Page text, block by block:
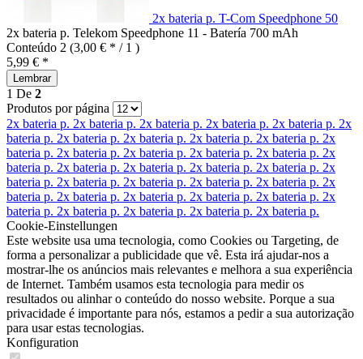
2x bateria p. T-Com Speedphone 50
2x bateria p. Telekom Speedphone 11 - Batería 700 mAh
Conteúdo 2 (3,00 € * / 1 )
5,99 € *
Lembrar
1 De 2
Produtos por página
2x bateria p. 2x bateria p. 2x bateria p. 2x bateria p. 2x bateria p. 2x
bateria p. 2x bateria p. 2x bateria p. 2x bateria p. 2x bateria p. 2x
bateria p. 2x bateria p. 2x bateria p. 2x bateria p. 2x bateria p. 2x
bateria p. 2x bateria p. 2x bateria p. 2x bateria p. 2x bateria p. 2x
bateria p. 2x bateria p. 2x bateria p. 2x bateria p. 2x bateria p. 2x
bateria p. 2x bateria p. 2x bateria p. 2x bateria p. 2x bateria p. 2x
bateria p. 2x bateria p. 2x bateria p. 2x bateria p. 2x bateria p.
Cookie-Einstellungen
Este website usa uma tecnologia, como Cookies ou Targeting, de
forma a personalizar a publicidade que vê. Esta irá ajudar-nos a
mostrar-lhe os anúncios mais relevantes e melhora a sua experiência
de Internet. Também usamos esta tecnologia para medir os
resultados ou alinhar o conteúdo do nosso website. Porque a sua
privacidade é importante para nós, estamos a pedir a sua autorização
para usar estas tecnologias.
Konfiguration